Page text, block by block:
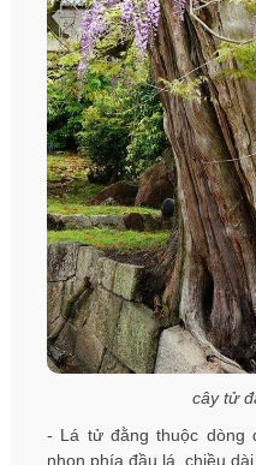
cây tử
- Lá tử đằng thuộc dòng
nhọn phía đầu lá, chiều